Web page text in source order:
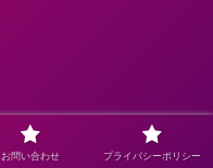
お問い合わせ プライバシーポリシー